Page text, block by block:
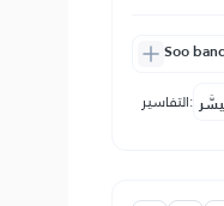
Soo
التفاسير: